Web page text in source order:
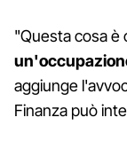
"Questa cosa è
aggiunge
Finanza può